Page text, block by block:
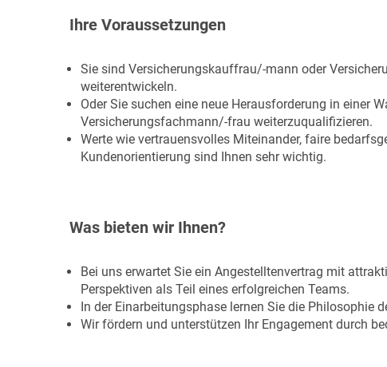
Ihre Voraussetzungen
Sie sind Versicherungskauffrau/-mann oder
weiterentwickeln.
Oder Sie suchen eine neue Herausforderung in einer
Versicherungsfachmann/-frau weiterzuqualifizieren.
Werte wie vertrauensvolles Miteinander, faire
Kundenorientierung sind Ihnen sehr wichtig.
Was bieten wir Ihnen?
Bei uns erwartet Sie ein Angestelltenvertrag mit
Perspektiven als Teil eines erfolgreichen Teams.
In der Einarbeitungsphase lernen Sie die Philosophie
Wir fördern und unterstützen Ihr Engagement durch